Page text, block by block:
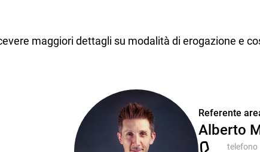
maggiori dettagli su modalità di erogazione e
Referente
Alberto
telefono